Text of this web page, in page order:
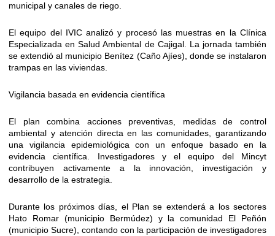
municipal y canales de riego.
El equipo del IVIC analizó y procesó las muestras en la Clínica
Especializada en Salud Ambiental de Cajigal. La jornada también
se extendió al municipio Benítez (Caño Ajíes), donde se instalaron
trampas en las viviendas.
Vigilancia basada en evidencia científica
El plan combina acciones preventivas, medidas de control
ambiental y atención directa en las comunidades, garantizando
una vigilancia epidemiológica con un enfoque basado en la
evidencia científica. Investigadores y el equipo del Mincyt
contribuyen activamente a la innovación, investigación y
desarrollo de la estrategia.
Durante los próximos días, el Plan se extenderá a los sectores
Hato Romar (municipio Bermúdez) y la comunidad El Peñón
(municipio Sucre), contando con la participación de investigadores